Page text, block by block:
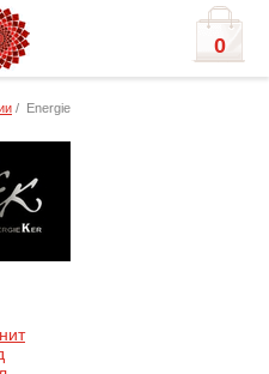
0
/ Energie